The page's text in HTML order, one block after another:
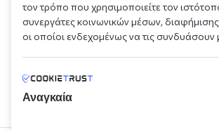
τον τρόπο που χρησιμοποιείτε τον
συνεργάτες κοινωνικών μέσων,
οι οποίοι ενδεχομένως να τις συνδυάσουν
υπηρεσιών τους.
Αναγκαία